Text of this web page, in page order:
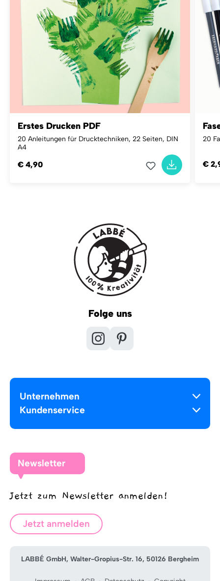
Erstes Drucken PDF
20 Anleitungen für Drucktechniken, 22 Seiten, DIN
A4
€ 4,90
20
€
Folge uns
Unternehmen
Kundenservice
Newsletter
Jetzt zum Newsletter anmelden!
Jetzt anmelden
LABBÉ GmbH, Walter-Gropius-Str. 16, 50126 Bergheim